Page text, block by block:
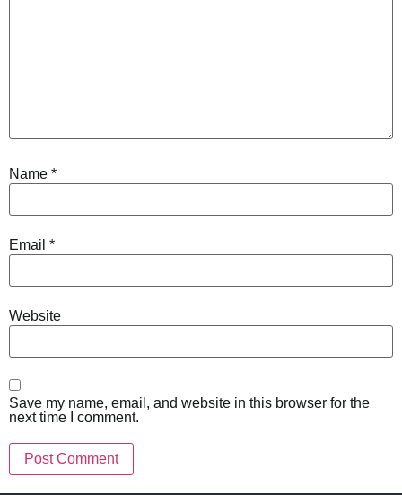
Name *
Email *
Website
Save my name, email, and website in this browser for the
next time I comment.